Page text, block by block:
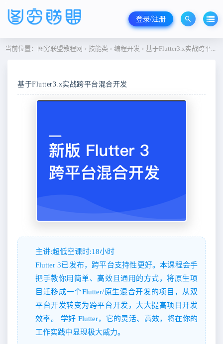
登录/注册
当前位置： 图穷联盟教程网 > 技能类 > 编程开发 > 基于Flutter3.x实战跨平台混合开发
基于Flutter3.x实战跨平台混合开发
主讲:超低空课时:18小时
Flutter 3已发布，跨平台支持性更好。本课程会手
把手教你用简单、高效且通用的方式，将原生项
目迁移成一个Flutter/原生混合开发的项目，从双
平台开发转变为跨平台开发，大大提高项目开发
效率。 学好 Flutter，它的灵活、高效，将在你的
工作实践中显现极大威力。